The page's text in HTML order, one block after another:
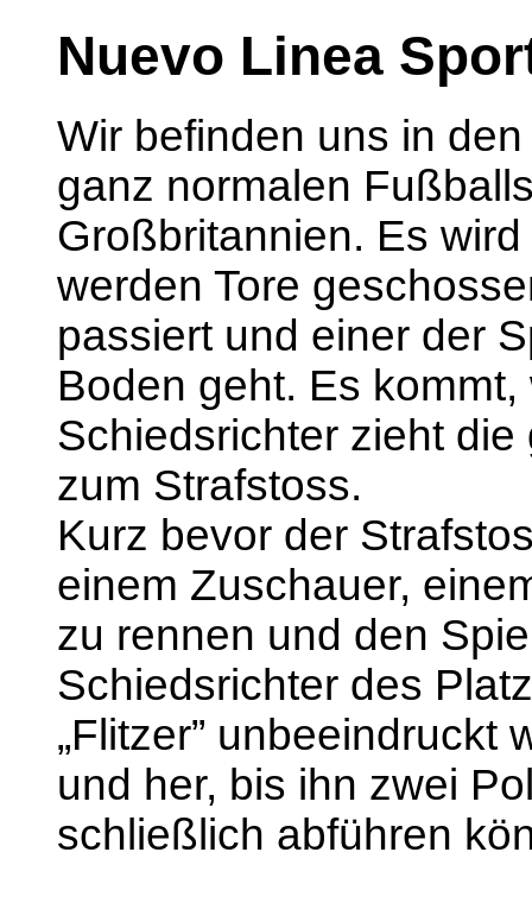
Nuevo Linea
Wir befinden uns in
ganz normalen
Großbritannien. Es
werden Tore
passiert und einer der
Boden geht. Es
Schiedsrichter zieht
zum Strafstoss.
Kurz bevor der
einem Zuschauer,
zu rennen und den
Schiedsrichter des
„Flitzer” unbeeindruckt
und her, bis ihn zwei
schließlich abführen